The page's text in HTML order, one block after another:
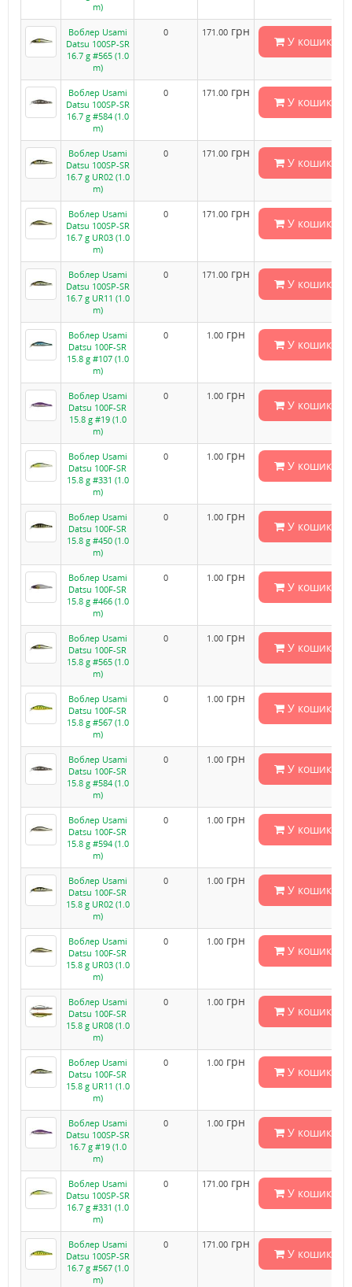
m)
Воблер Usami
Datsu 100SP-SR
16.7 g #565 (1.0
m)
0 171.00 грн
У кошик
Воблер Usami
Datsu 100SP-SR
16.7 g #584 (1.0
m)
0 171.00 грн
У кошик
Воблер Usami
Datsu 100SP-SR
16.7 g UR02 (1.0
m)
0 171.00 грн
У кошик
Воблер Usami
Datsu 100SP-SR
16.7 g UR03 (1.0
m)
0 171.00 грн
У кошик
Воблер Usami
Datsu 100SP-SR
16.7 g UR11 (1.0
m)
0 171.00 грн
У кошик
Воблер Usami
Datsu 100F-SR
15.8 g #107 (1.0
m)
0 1.00 грн
У кошик
Воблер Usami
Datsu 100F-SR
15.8 g #19 (1.0
m)
0 1.00 грн
У кошик
Воблер Usami
Datsu 100F-SR
15.8 g #331 (1.0
m)
0 1.00 грн
У кошик
Воблер Usami
Datsu 100F-SR
15.8 g #450 (1.0
m)
0 1.00 грн
У кошик
Воблер Usami
Datsu 100F-SR
15.8 g #466 (1.0
m)
0 1.00 грн
У кошик
Воблер Usami
Datsu 100F-SR
15.8 g #565 (1.0
m)
0 1.00 грн
У кошик
Воблер Usami
Datsu 100F-SR
15.8 g #567 (1.0
m)
0 1.00 грн
У кошик
Воблер Usami
Datsu 100F-SR
15.8 g #584 (1.0
m)
0 1.00 грн
У кошик
Воблер Usami
Datsu 100F-SR
15.8 g #594 (1.0
m)
0 1.00 грн
У кошик
Воблер Usami
Datsu 100F-SR
15.8 g UR02 (1.0
m)
0 1.00 грн
У кошик
Воблер Usami
Datsu 100F-SR
15.8 g UR03 (1.0
m)
0 1.00 грн
У кошик
Воблер Usami
Datsu 100F-SR
15.8 g UR08 (1.0
m)
0 1.00 грн
У кошик
Воблер Usami
Datsu 100F-SR
15.8 g UR11 (1.0
m)
0 1.00 грн
У кошик
Воблер Usami
Datsu 100SP-SR
16.7 g #19 (1.0
m)
0 1.00 грн
У кошик
Воблер Usami
Datsu 100SP-SR
16.7 g #331 (1.0
m)
0 171.00 грн
У кошик
Воблер Usami
Datsu 100SP-SR
16.7 g #567 (1.0
m)
0 171.00 грн
У кошик